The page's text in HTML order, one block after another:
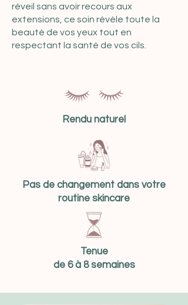
réveil sans avoir recours aux
extensions, ce soin révèle toute la
beauté de vos yeux tout en
respectant la santé de vos cils.
Rendu naturel
Pas de changement dans votre
routine skincare
Tenue
de 6 à 8 semaines